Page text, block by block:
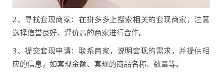
2、寻找套现商家：在拼多多上搜索相关的套现商家，注意
选择信誉良好、评价高的商家进行合作。
3、提交套现申请：联系商家，说明套现的需求，并提供相
应的信息，如套现金额、套现的商品名称、数量等。